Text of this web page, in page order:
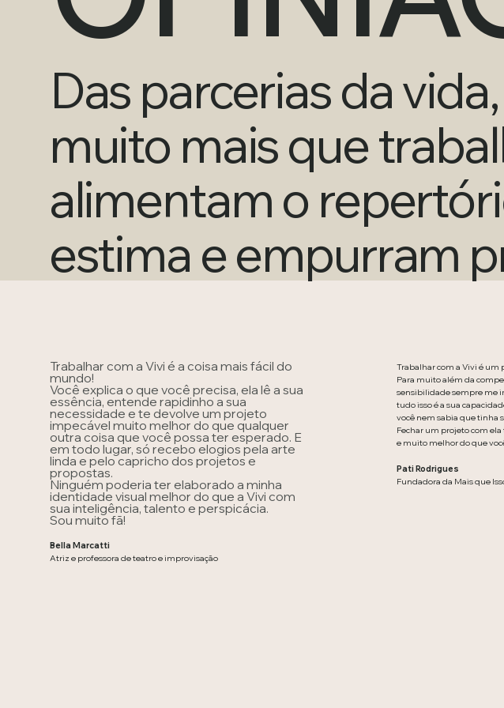
Trabalhar com a Vivi é a coisa mais fácil do
mundo!
Você explica o que você precisa, ela lê a sua
essência, entende rapidinho a sua
necessidade e te devolve um projeto
impecável muito melhor do que qualquer
outra coisa que você possa ter esperado. E
em todo lugar, só recebo elogios pela arte
linda e pelo capricho dos projetos e
propostas.
Ninguém poderia ter elaborado a minha
identidade visual melhor do que a Vivi com
sua inteligência, talento e perspicácia.
Sou muito fã!
Bella Marcatti
Atriz e professora de teatro e improvisação
Trabalhar com a Vivi é um
Para muito além da
sensibilidade sempre me
tudo isso é a sua
você nem sabia que tinha
Fechar um projeto com
e muito melhor do que
Pati Rodrigues
Fundadora da Mais que
Das parcerias da
muito mais que
alimentam o
estima e empurram